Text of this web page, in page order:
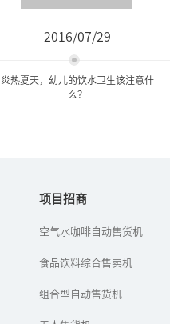
2016/07/29
炎热夏天，幼儿的饮水卫生该注意什
么？
幼儿夏季饮水常常有许多
式不同，幼儿尤其是婴幼
家长往往误认为是饥饿，
项目招商
空气水咖啡自动售货机
食品饮料综合售卖机
组合型自动售货机